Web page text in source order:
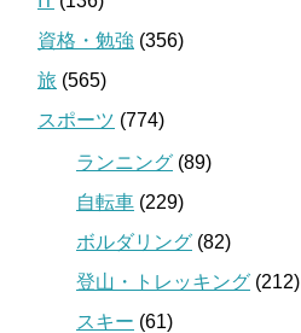
資格・勉強 (356)
旅 (565)
スポーツ (774)
ランニング (89)
自転車 (229)
ボルダリング (82)
登山・トレッキング (212)
スキー (61)